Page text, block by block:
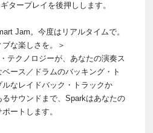
タープレイを後押しします。
Jam。今度はリアルタイムで。
な楽しさを。＞
テクノロジーが、あなたの演奏ス
ース／ドラムのバッキング・ト
なレイドバック・トラックか
サウンドまで、Sparkはあなたの
ートします。